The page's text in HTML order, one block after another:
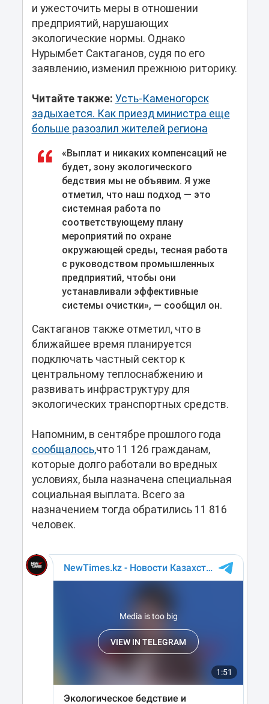
и ужесточить меры в отношении
предприятий, нарушающих
экологические нормы. Однако
Нурымбет Сактаганов, судя по его
заявлению, изменил прежнюю риторику.
Читайте также: Усть-Каменогорск
задыхается. Как приезд министра еще
больше разозлил жителей региона
«Выплат и никаких компенсаций не
будет, зону экологического
бедствия мы не объявим. Я уже
отметил, что наш подход — это
системная работа по
соответствующему плану
мероприятий по охране
окружающей среды, тесная работа
с руководством промышленных
предприятий, чтобы они
устанавливали эффективные
системы очистки», — сообщил он.
Сактаганов также отметил, что в
ближайшее время планируется
подключать частный сектор к
центральному теплоснабжению и
развивать инфраструктуру для
экологических транспортных средств.
Напомним, в сентябре прошлого года
сообщалось,что 11 126 гражданам,
которые долго работали во вредных
условиях, была назначена специальная
социальная выплата. Всего за
назначением тогда обратились 11 816
человек.